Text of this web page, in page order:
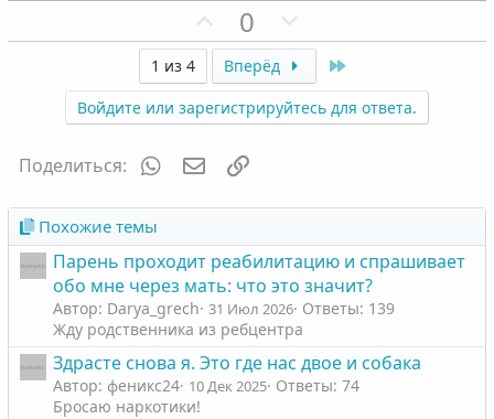
П
о
з
и
т
и
в
н
й
г
о
л
о
с
0
е
а
т
н
й
г
о
о
с
1 из 4 Вперёд
Войдите или зарегистрируйтесь для ответа.
Поделиться: WhatsAppЭлектронная почта
Похожие темы
Парень проходит реабилитацию и спрашивает
обо мне через мать: что это значит?
Автор: Darya_grech 31 Июл 2026 Ответы: 139
Жду родственника из ребцентра
Здрасте снова я. Это где нас двое и собака
Автор: феникс24 10 Дек 2025 Ответы: 74
Бросаю наркотики!